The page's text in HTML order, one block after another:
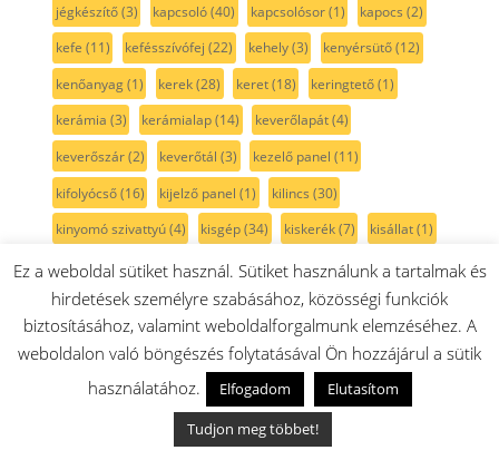
jégkészítő(3) kapcsoló(40) kapcsolósor(1) kapocs (2)
kefe (11) kefésszívófej (22) kehely(3) kenyérsütő(12)
kenőanyag(1) kerek(28) keret(18) keringtető(1)
kerámia (3) kerámialap(14) keverőlapát(4)
keverőszár(2) keverőtál (3) kezelő panel (11)
kifolyócső(16) kijelző panel (1) kilincs (30)
kinyomó szivattyú(4) kisgép(34) kiskerék(7) kisállat(1)
kivetőpánt (23) kivezető cső (1) klixon(4) klíma (4)
kolbásztöltő (2) kombinált kefe(23) kombináltszívófej(22)
komplett(16) kompresszor(4) kondenzátor(14)
korlát(6) koronafűtés(3)
(3) kosár(34) kosársín(3) kupak(5)
kutyaszőr(1) kábel(9) kábeldob
Ez a weboldal sütiket használ. Sütiket használunk a tartalmak és
hirdetések személyre szabásához, közösségi funkciók
biztosításához, valamint weboldalforgalmunk elemzéséhez. A
weboldalon való böngészés folytatásával Ön hozzájárul a sütik
használatához.
Elfogadom
Elutasítom
Tudjon meg többet!